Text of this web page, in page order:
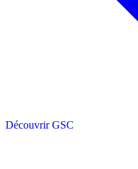
Découvrir GSC